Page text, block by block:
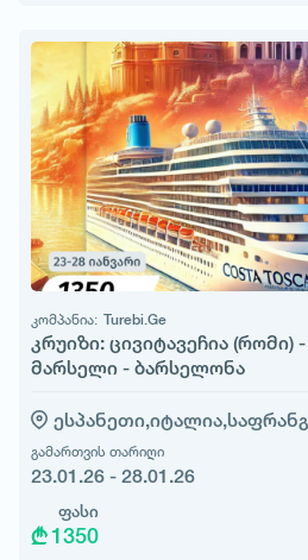
კომპანია: Turebi.Ge
კრუიზი: ცივიტავეჩია (რომი)
მარსელი - ბარსელონა
ესპანეთი,იტალია,
გამართვის თარიღი
23.01.26 - 28.01.26
ფასი
1350